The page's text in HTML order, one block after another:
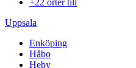
+22 orter till
Uppsala
Enköping
Håbo
Heby